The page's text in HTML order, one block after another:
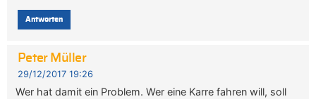
Antworten
Peter Müller
29/12/2017 19:26
Wer hat damit ein Problem. Wer eine Karre fahren will, soll